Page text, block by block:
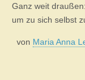
Ganz weit
um zu sich selbst
von Maria Anna